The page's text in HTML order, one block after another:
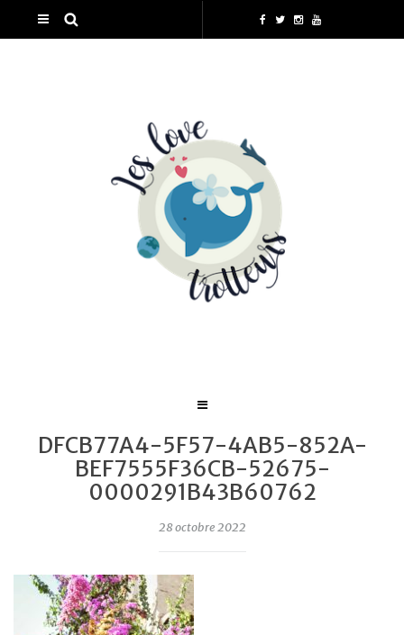
DFCB77A4-5F57-4AB5-852A-
BEF7555F36CB-52675-
0000291B43B60762
28 octobre 2022